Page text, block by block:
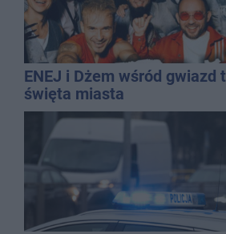
ENEJ i Dżem wśród gwiazd
święta miasta